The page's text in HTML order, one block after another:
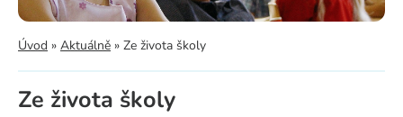
Úvod » Aktuálně » Ze života školy
Ze života školy